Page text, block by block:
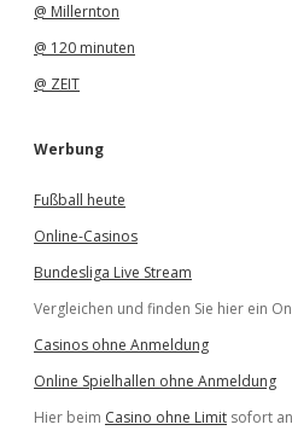
@ Millernton
@ 120 minuten
@ ZEIT
Werbung
Fußball heute
Online-Casinos
Bundesliga Live Stream
Vergleichen und finden Sie hier ein
Casinos ohne Anmeldung
Online Spielhallen ohne Anmeldung
Hier beim Casino ohne Limit sofort